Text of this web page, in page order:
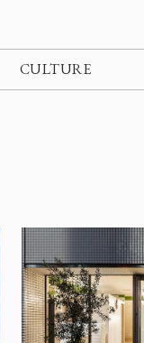
CULTURE